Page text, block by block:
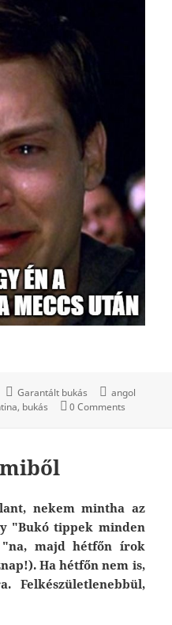
Garantált bukás
angol
bukás 0 Comments
nekem mintha az
"Bukó tippek minden
majd hétfőn írok
Ha hétfőn nem is,
Felkészületlenebbül,